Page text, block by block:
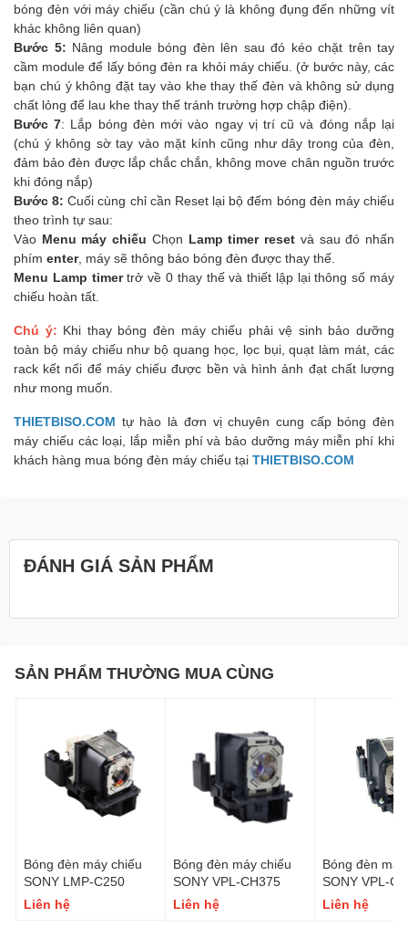
bóng đèn với máy chiếu (cần chú ý là không đụng đến những vít
khác không liên quan)
Bước 5: Nâng module bóng đèn lên sau đó kéo chặt trên tay
cầm module để lấy bóng đèn ra khỏi máy chiếu. (ở bước này, các
bạn chú ý không đặt tay vào khe thay thế đèn và không sử dụng
chất lỏng để lau khe thay thế tránh trường hợp chập điện).
Bước 7: Lắp bóng đèn mới vào ngay vị trí cũ và đóng nắp lại
(chú ý không sờ tay vào mặt kính cũng như dây trong của đèn,
đảm bảo đèn được lắp chắc chắn, không move chân nguồn trước
khi đóng nắp)
Bước 8:Cuối cùng chỉ cần Reset lại bộ đếm bóng đèn máy chiếu
theo trình tự sau:
Vào Menu máy chiếu Chọn Lamp timer reset và sau đó nhấn
phím enter, máy sẽ thông báo bóng đèn được thay thế.
Menu Lamp timertrở về 0 thay thế và thiết lập lại thông số máy
chiếu hoàn tất.
Chú ý: Khi thay bóng đèn máy chiếu phải vệ sinh bảo dưỡng
toàn bộ máy chiếu như bộ quang học, lọc bụi, quạt làm mát, các
rack kết nối để máy chiếu được bền và hình ảnh đạt chất lượng
như mong muốn.
THIETBISO.COM tự hào là đơn vị chuyên cung cấp bóng đèn
máy chiếu các loại, lắp miễn phí và bảo dưỡng máy miễn phí khi
khách hàng mua bóng đèn máy chiếu tại THIETBISO.COM
ĐÁNH GIÁ SẢN PHẨM
SẢN PHẨM THƯỜNG MUA CÙNG
Bóng đèn máy chiếu
SONY LMP-C250
Liên hệ
Bóng đèn máy chiếu
SONY VPL-CH375
Liên hệ
Bóng đèn
SONY VPL-
Liên hệ